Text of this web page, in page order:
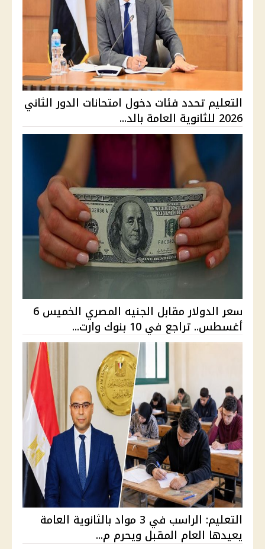
التعليم تحدد فئات دخول امتحانات الدور الثاني
2026 للثانوية العامة بالد...
سعر الدولار مقابل الجنيه المصري الخميس 6
أغسطس.. تراجع في 10 بنوك وارت...
التعليم: الراسب في 3 مواد بالثانوية العامة
يعيدها العام المقبل ويحرم م...